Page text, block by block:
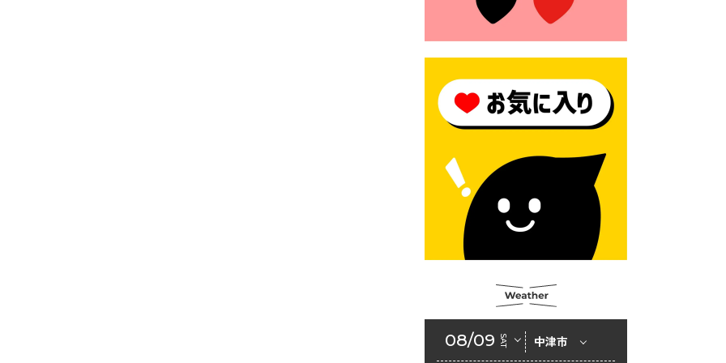
2026年6月23日 （一財）豊前
市佐野・則尾育英会奨学生募
2026年6月18日 セアカゴケグ
モにご注意ください！
ェルターの指定
2026年6月10日 令和８年経済
センサス-活動調査
2026年6月9日 令和８年第３
回定例会「一般質問一覧表」
2026年6月5日 新婚世帯の家
2026年6月2日 戸籍に氏名の
振り仮名が記載されます
08/09 SAT 中津市